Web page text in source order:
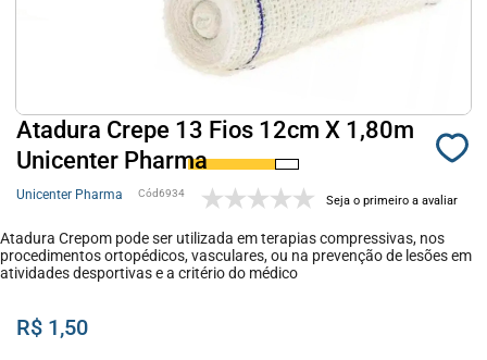
Atadura Crepe 13 Fios 12cm X 1,80m
Unicenter Pharma
Unicenter Pharma 6934 Seja o primeiro a avaliar
Atadura Crepom pode ser utilizada em terapias compressivas, nos
procedimentos ortopédicos, vasculares, ou na prevenção de lesões em
atividades desportivas e a critério do médico
R$ 1,50